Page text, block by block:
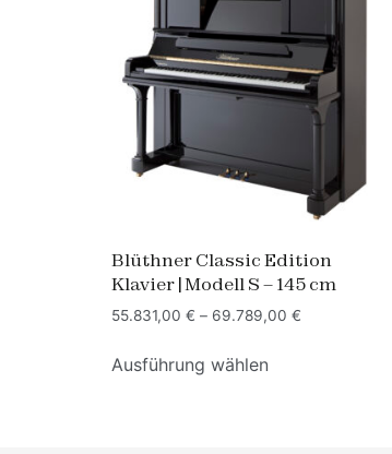
Blüthner Classic Edition
Klavier | Modell S – 145 cm
55.831,00 € – 69.789,00 €
Ausführung wählen